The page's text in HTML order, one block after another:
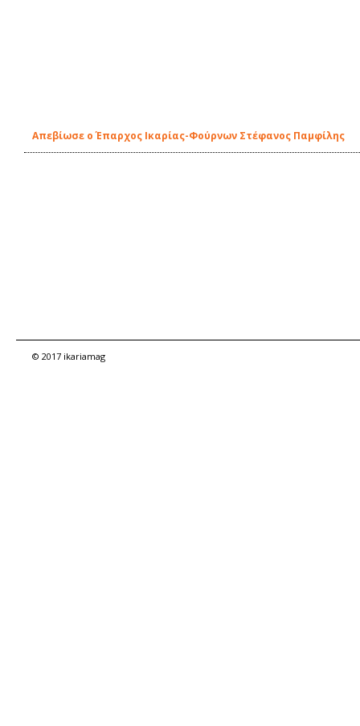
Απεβίωσε ο Έπαρχος Ικαρίας-Φούρνων Στέφανος Παμφίλης
© 2017 ikariamag